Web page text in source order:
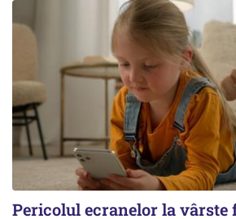
Pericolul ecranelor la vârste